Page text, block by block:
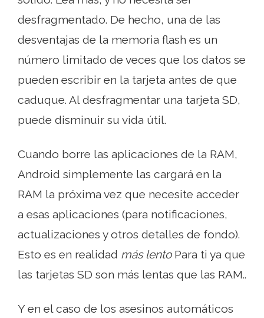
desfragmentado. De hecho, una de las
desventajas de la memoria flash es un
número limitado de veces que los datos se
pueden escribir en la tarjeta antes de que
caduque. Al desfragmentar una tarjeta SD,
puede disminuir su vida útil.
Cuando borre las aplicaciones de la RAM,
Android simplemente las cargará en la
RAM la próxima vez que necesite acceder
a esas aplicaciones (para notificaciones,
actualizaciones y otros detalles de fondo).
Esto es en realidad más lentoPara ti ya que
las tarjetas SD son más lentas que las RAM..
Y en el caso de los asesinos automáticos